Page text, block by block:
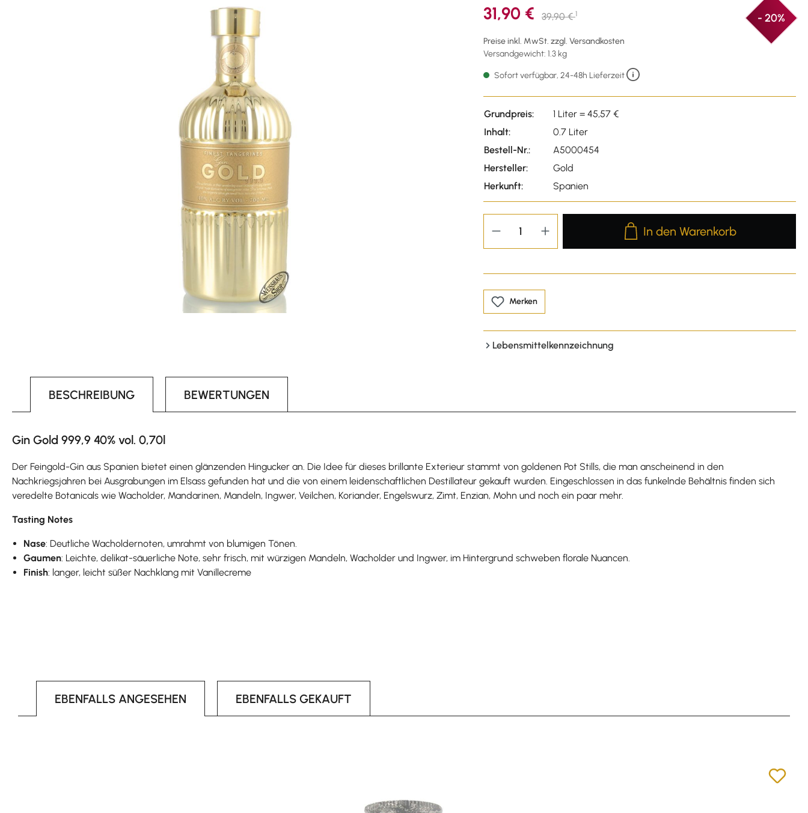
31,90 € 39,90 €1 - 20%
Preise inkl. MwSt. zzgl. Versandkosten
Versandgewicht: 1.3 kg
Sofort verfügbar, 24-48h Lieferzeit
Grundpreis:
1 Liter = 45,57 €
Inhalt:
0.7 Liter
Bestell-Nr.:
A5000454
Hersteller:
Gold
Herkunft:
Spanien
Produkt Anzahl: Gib den
In den Warenkorb
Merken
Lebensmittelkennzeichnung
BESCHREIBUNG BEWERTUNGEN
Gin Gold 999,9 40% vol. 0,70l
Der Feingold-Gin aus Spanien bietet einen glänzenden Hingucker an. Die Idee für dieses brillante Exterieur stammt von goldenen Pot Stills, die man anscheinend in den
Nachkriegsjahren bei Ausgrabungen im Elsass gefunden hat und die von einem leidenschaftlichen Destillateur gekauft wurden. Eingeschlossen in das funkelnde Behältnis finden sich
veredelte Botanicals wie Wacholder, Mandarinen, Mandeln, Ingwer, Veilchen, Koriander, Engelswurz, Zimt, Enzian, Mohn und noch ein paar mehr.
Tasting Notes
Nase: Deutliche Wacholdernoten, umrahmt von blumigen Tönen.
Gaumen: Leichte, delikat-säuerliche Note, sehr frisch, mit würzigen Mandeln, Wacholder und Ingwer, im Hintergrund schweben florale Nuancen.
Finish: langer, leicht süßer Nachklang mit Vanillecreme
EBENFALLS ANGESEHEN EBENFALLS GEKAUFT